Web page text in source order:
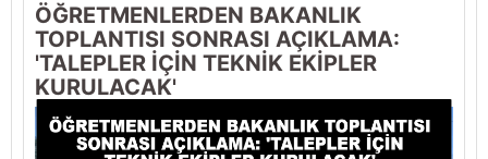
ÖĞRETMENLERDEN BAKANLIK
TOPLANTISI SONRASI AÇIKLAMA:
'TALEPLER İÇİN TEKNİK EKİPLER
KURULACAK'